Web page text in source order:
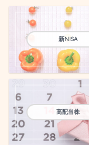
新NISA
高配当株